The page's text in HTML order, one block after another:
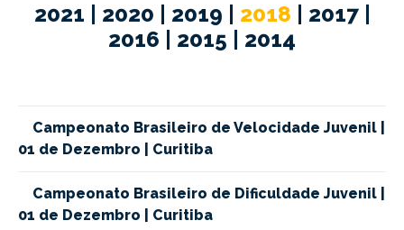
2021 2020 2019 2018 2017
2016
2015 2014
Campeonato Brasileiro de Velocidade Juvenil |
01 de Dezembro | Curitiba
Campeonato Brasileiro de Dificuldade Juvenil |
01 de Dezembro | Curitiba